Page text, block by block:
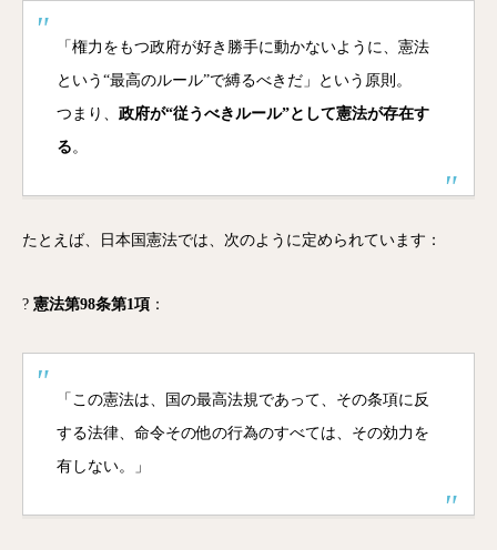
「権力をもつ政府が好き勝手に動かないように、憲法
という“最高のルール”で縛るべきだ」という原則。
つまり、 政府が“従うべきルール”として憲法が存在す
る。
たとえば、日本国憲法では、次のように定められています：
? 憲法第98条第1項 ：
「この憲法は、国の最高法規であって、その条項に反
する法律、命令その他の行為のすべては、その効力を
有しない。」